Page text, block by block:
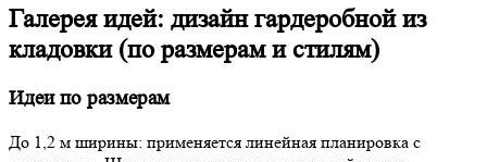
Галерея идей: дизайн гардеробной из
кладовки (по размерам и стилям)
Идеи по размерам
До 1,2 м ширины: применяется линейная планировка с